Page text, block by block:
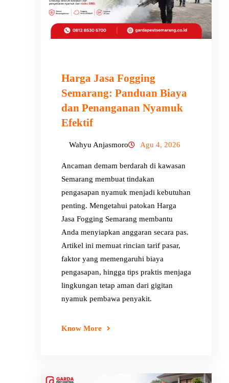
Harga Jasa Fogging
Semarang: Panduan Biaya
dan Penanganan Nyamuk
Efektif
Wahyu Anjasmoro Agu 4, 2026
Ancaman demam berdarah di kawasan
Semarang membuat tindakan
pengasapan nyamuk menjadi kebutuhan
penting. Mengetahui patokan Harga
Jasa Fogging Semarang membantu
Anda menyiapkan anggaran secara pas.
Artikel ini memuat rincian tarif pasar,
faktor yang memengaruhi biaya
pengasapan, hingga tips praktis menjaga
lingkungan tetap aman dari gigitan
nyamuk pembawa penyakit.
Know More